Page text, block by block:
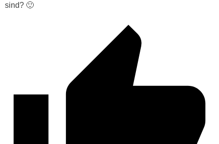
sind? 🙂